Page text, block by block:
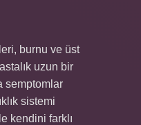
burnu ve üst
uzun bir
semptomlar
sistemi
kendini farklı